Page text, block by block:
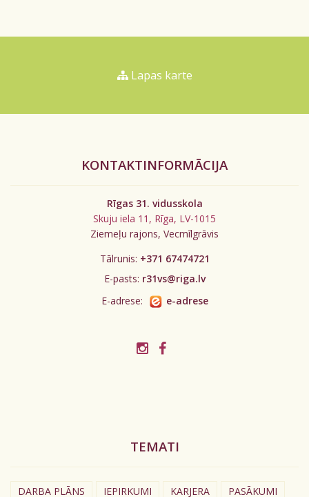
Lapas karte
KONTAKTINFORMĀCIJA
Rīgas 31. vidusskola
Skuju iela 11, Rīga, LV-1015
Ziemeļu rajons, Vecmīlgrāvis
Tālrunis: +371 67474721
E-pasts: r31vs@riga.lv
E-adrese:
e-adrese
TEMATI
DARBA PLĀNS IEPIRKUMI KARJERA PASĀKUMI